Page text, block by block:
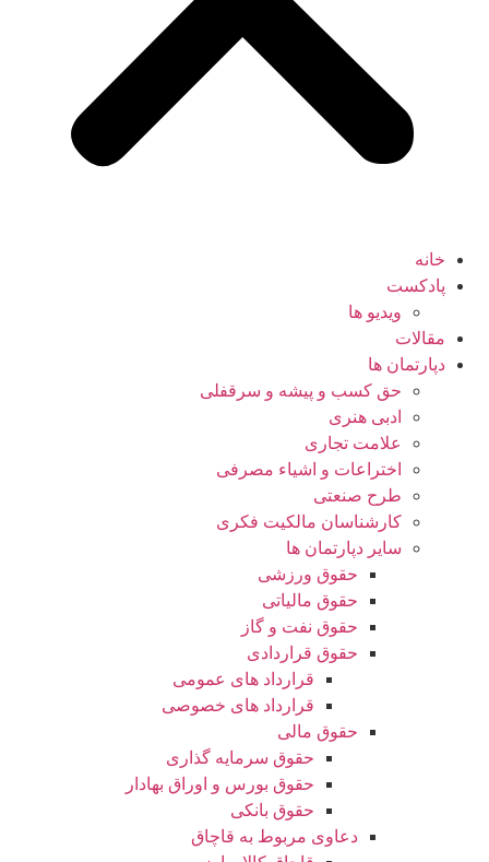
خانه
پادکست
ویدیو ها
مقالات
دپارتمان ها
حق کسب و پیشه و سرقفلی
ادبی هنری
علامت تجاری
اختراعات و اشیاء مصرفی
طرح صنعتی
کارشناسان مالکیت فکری
سایر دپارتمان ها
حقوق ورزشی
حقوق مالیاتی
حقوق نفت و گاز
حقوق قراردادی
قرارداد های عمومی
قرارداد های خصوصی
حقوق مالی
حقوق سرمایه گذاری
حقوق بورس و اوراق بهادار
حقوق بانکی
دعاوی مربوط به قاچاق